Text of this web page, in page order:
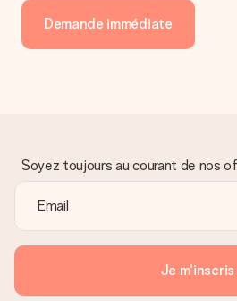
Demande immédiate
Soyez toujours au courant de nos
Je m'inscris